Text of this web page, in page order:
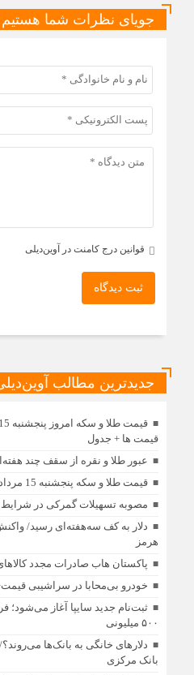
جویای نظرات شما هستیم
قوانین درج کامنت در آوین‌دیلی
ثبت دیدگاه
جدیدترین مطالب
قیمت ها + جدول
عبور طلا و نقره از سقف چند
قیمت طلا و سکه پنجشنبه 15 مرداد
مصوبه تسهیلات گمرکی در
دلار به کف سه‌هفته‌ای رسید/
هرمز
پاکستان هاب صادرات مجدد
خودرو بی‌محابا در سراشیبی
۵۰۰ میلیونی
دلارهای خانگی به بانک‌ها
بانک مرکزی